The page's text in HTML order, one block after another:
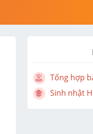
Tổng hợp
Sinh nhật